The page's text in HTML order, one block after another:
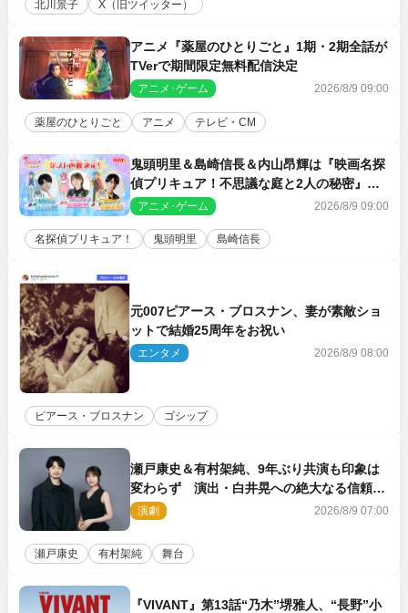
北川景子 X（旧ツイッター）
アニメ『薬屋のひとりごと』1期・2期全話が
TVerで期間限定無料配信決定
アニメ･ゲーム 2026/8/9 09:00
薬屋のひとりごと アニメ テレビ・CM
鬼頭明里＆島崎信長＆内山昂輝は『映画名探
偵プリキュア！不思議な庭と2人の秘密』ゲ
スト声優に決定
アニメ･ゲーム 2026/8/9 09:00
名探偵プリキュア！ 鬼頭明里 島崎信長
元007ピアース・ブロスナン、妻が素敵ショ
ットで結婚25周年をお祝い
エンタメ 2026/8/9 08:00
ピアース・ブロスナン ゴシップ
瀬戸康史＆有村架純、9年ぶり共演も印象は
変わらず 演出・白井晃への絶大なる信頼を
胸に舞台『キュー』に挑む
演劇 2026/8/9 07:00
瀬戸康史 有村架純 舞台
『VIVANT』第13話“乃木”堺雅人、“長野”小